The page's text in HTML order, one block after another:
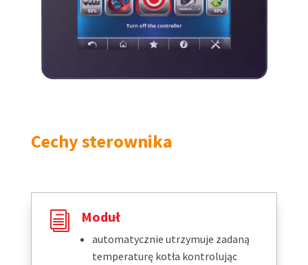
Cechy sterownika
i Moduł
automatycznie utrzymuje zadaną
temperaturę kotła kontrolując